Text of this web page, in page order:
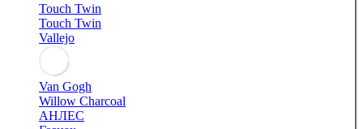
Touch Twin
Touch Twin
Vallejo
Van Gogh
Willow Charcoal
АНЛЕС